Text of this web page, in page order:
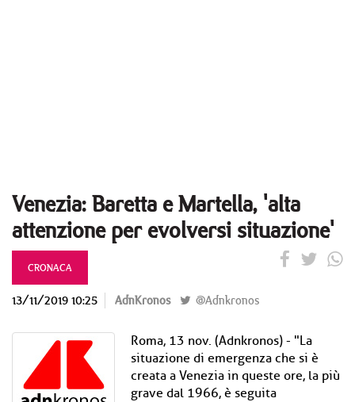
Venezia: Baretta e Martella, 'alta
attenzione per evolversi situazione'
CRONACA
13/11/2019 10:25 AdnKronos @Adnkronos
Roma, 13 nov. (Adnkronos) - "La
situazione di emergenza che si è
creata a Venezia in queste ore, la più
grave dal 1966, è seguita